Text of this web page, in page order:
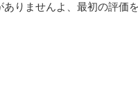
ありませんよ、最初の評価